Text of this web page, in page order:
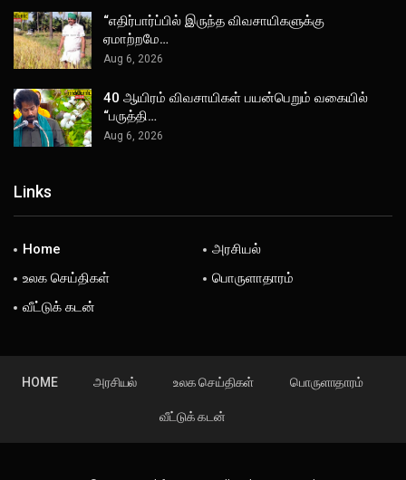
“எதிர்பார்ப்பில் இருந்த விவசாயிகளுக்கு
ஏமாற்றமே…
Aug 6, 2026
40 ஆயிரம் விவசாயிகள் பயன்பெறும் வகையில்
“பருத்தி…
Aug 6, 2026
Links
Home
அரசியல்
உலக செய்திகள்
பொருளாதாரம்
வீட்டுக் கடன்
HOME அரசியல் உலக செய்திகள் பொருளாதாரம்
வீட்டுக் கடன்